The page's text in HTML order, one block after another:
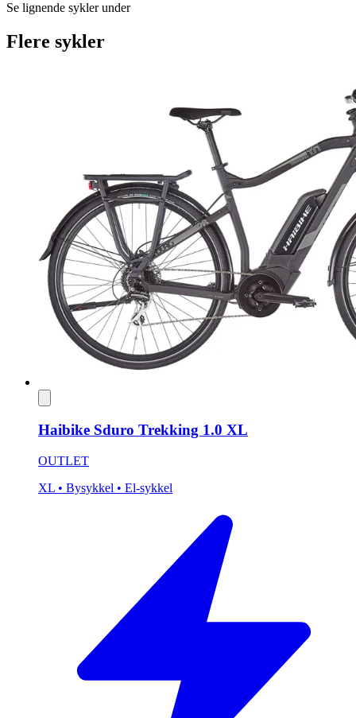
Se lignende sykler under
Flere sykler
Haibike Sduro Trekking 1.0 XL
OUTLET
XL • Bysykkel • El-sykkel